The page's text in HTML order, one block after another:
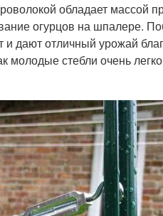
обладает массой
огурцов на шпалере.
и дают отличный урожай
молодые стебли очень